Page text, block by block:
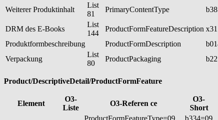
Weiterer Produktinhalt
List
81
PrimaryContentType
DRM des E-Books
List
144
ProductFormFeatureDescription
Produktformbeschreibung
ProductFormDescription
Verpackung
List
80
ProductPackaging
Product/DescriptiveDetail/ProductFormFeature
Element
O3-
Liste
O3-Referen ce
O3-
Short
ProductFormFeatureType=09
b334=09